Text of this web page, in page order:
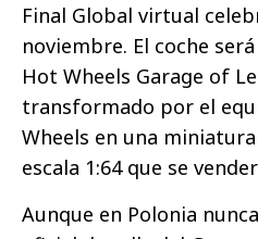
Final Global virtual
noviembre. El coche
Hot Wheels Garage of
transformado por el
Wheels en una
escala 1:64 que se
Aunque en Polonia